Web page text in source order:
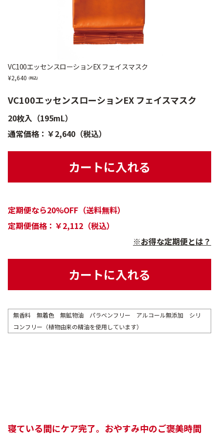
VC100エッセンスローションEX フェイスマスク
2,640
VC100エッセンスローションEX フェイスマスク
20枚入（195mL）
通常価格：￥2,640（税込）
カートに入れる
定期便なら20%OFF（送料無料）
定期便価格：￥2,112（税込）
※お得な定期便とは？
カートに入れる
無香料 無着色 無鉱物油 パラベンフリー アルコール無添加 シリ
コンフリー（植物由来の精油を使用しています）
寝ている間にケア完了。おやすみ中のご褒美時間